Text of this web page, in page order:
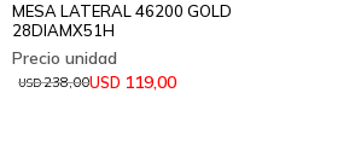
MESA LATERAL 46200 GOLD
28DIAMX51H
USD 119,00
USD238,00